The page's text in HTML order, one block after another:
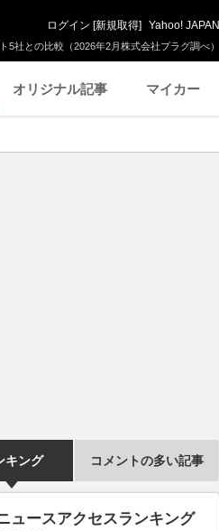
社との比較（2026年2月株式会社プラグ調べ）
ログイン [新規取得] Yahoo! JAPAN
オリジナル記事 マイカー
キング コメントの多い記事
ュースアクセスランキング